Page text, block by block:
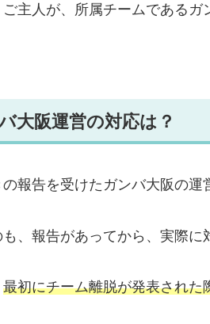
主人が、所属チームであるガ
大阪運営の対応は？
の報告を受けたガンバ大阪の運
も、報告があってから、実際に
最初にチーム離脱が発表された